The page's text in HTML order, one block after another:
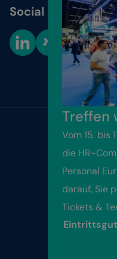
Social Media
Website by
Treffen
Vom 15. bis
die HR-
Personal
darauf, Sie
Tickets &